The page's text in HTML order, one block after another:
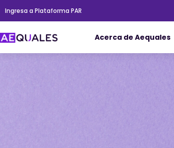
Ingresa a Plataforma PAR
Acerca de Aequales